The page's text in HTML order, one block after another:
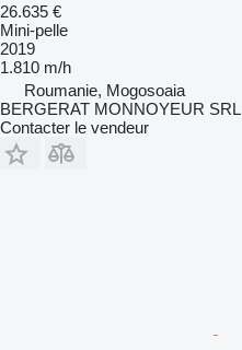
26.635 €
Mini-pelle
2019
1.810 m/h
Roumanie, Mogosoaia
BERGERAT MONNOYEUR SRL
Contacter le vendeur